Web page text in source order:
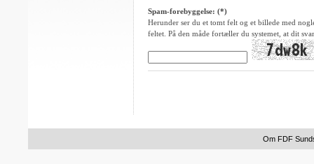
Spam-forebyggelse: (*)
Herunder ser du et tomt felt og et billede med
feltet. På den måde fortæller du systemet, at dit
Om FDF